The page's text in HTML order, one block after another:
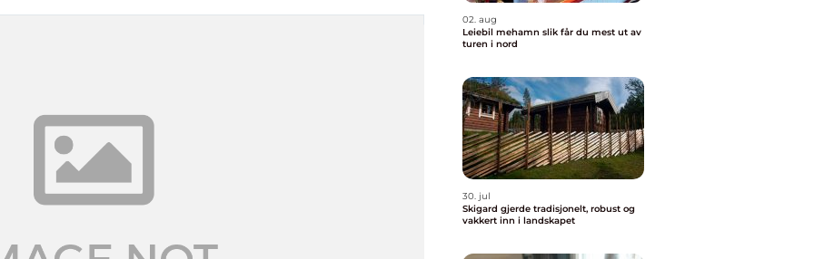
02. aug
Leiebil mehamn slik får du mest ut av
turen i nord
30. jul
Skigard gjerde tradisjonelt, robust og
vakkert inn i landskapet